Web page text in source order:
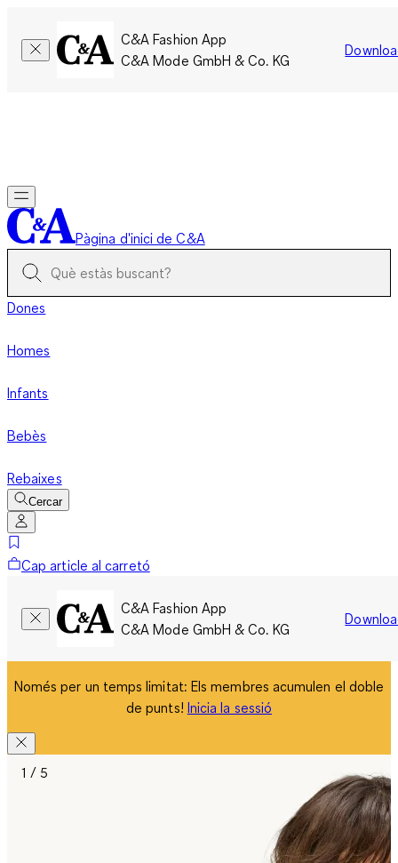
C&A Fashion App
C&A Mode GmbH & Co. KG
Pàgina d'inici de C&A
Dones
Homes
Infants
Bebès
Rebaixes
Cercar
Cap article al carretó
C&A Fashion App
C&A Mode GmbH & Co. KG
Només per un temps limitat: Els membres acumulen el doble
de punts! Inicia la sessió
1 / 5